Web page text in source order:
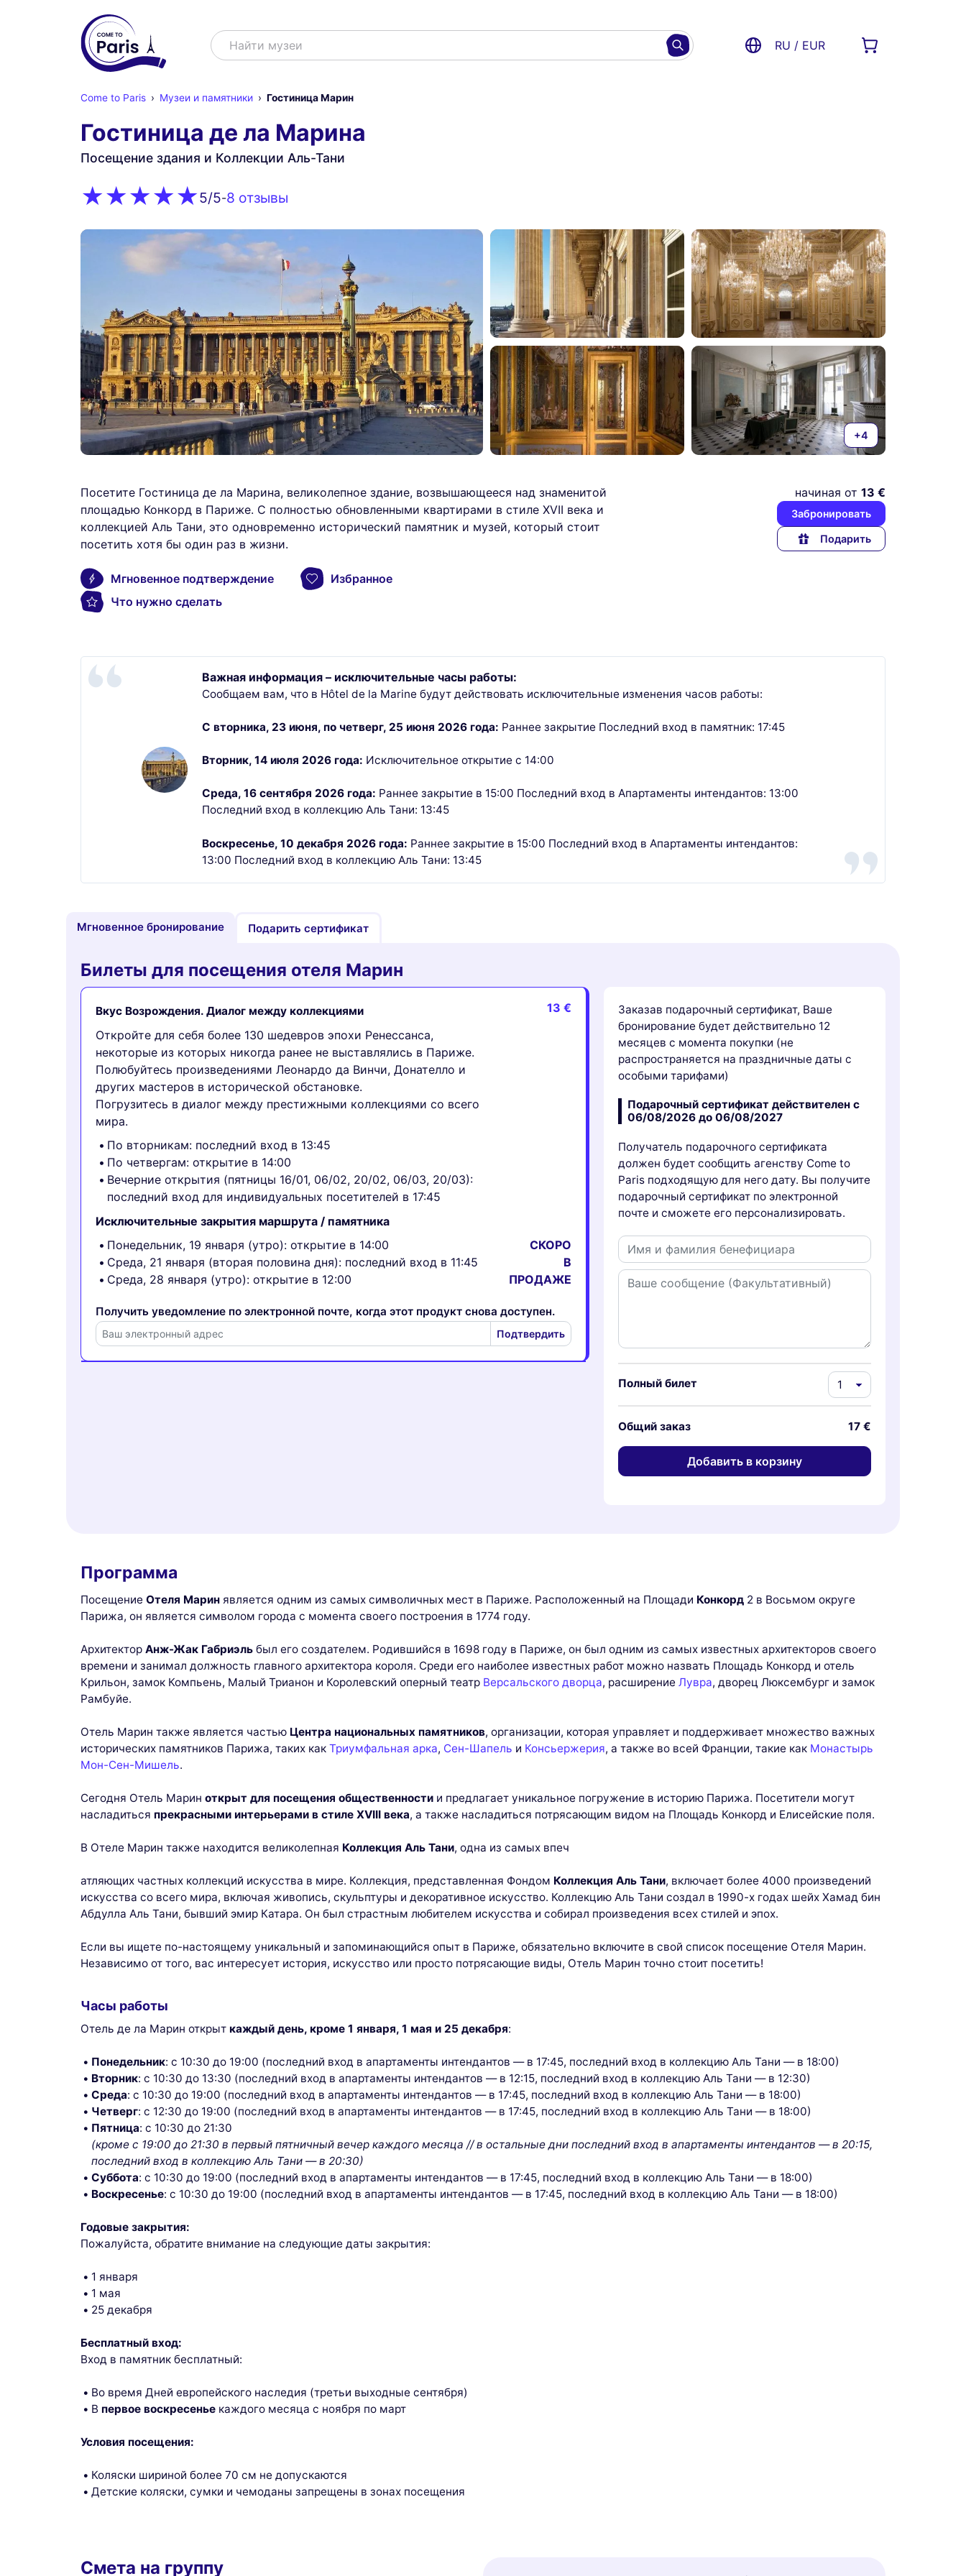
ПоискНайти муз RU / EUR
Come to Paris Музеи и памятники Гостиница Марин
Гостиница де ла Марина
Посещение здания и Коллекции Аль-Тани
5/5-8 oтзывы
+4
Посетите Гостиница де ла Марина, великолепное здание, возвышающееся над знаменитой
площадью Конкорд в Париже. С полностью обновленными квартирами в стиле XVII века и
коллекцией Аль Тани, это одновременно исторический памятник и музей, который стоит
посетить хотя бы один раз в жизни.
Мгновенное подтверждение
Избранное
Что нужно сделать
начиная от 13 €
Забронировать
Подарить
Важная информация – исключительные часы работы:
Сообщаем вам, что в Hôtel de la Marine будут действовать исключительные изменения часов работы:
С вторника, 23 июня, по четверг, 25 июня 2026 года: Раннее закрытие Последний вход в памятник: 17:45
Вторник, 14 июля 2026 года: Исключительное открытие с 14:00
Среда, 16 сентября 2026 года: Раннее закрытие в 15:00 Последний вход в Апартаменты интендантов: 13:00
Последний вход в коллекцию Аль Тани: 13:45
Воскресенье, 10 декабря 2026 года: Раннее закрытие в 15:00 Последний вход в Апартаменты интендантов:
13:00 Последний вход в коллекцию Аль Тани: 13:45
Мгновенное бронирование Подарить сертификат
Билеты для посещения отеля Марин
Вкус Возрождения. Диалог между коллекциями
Откройте для себя более 130 шедевров эпохи Ренессанса,
некоторые из которых никогда ранее не выставлялись в Париже.
Полюбуйтесь произведениями Леонардо да Винчи, Донателло и
других мастеров в исторической обстановке.
Погрузитесь в диалог между престижными коллекциями со всего
мира.
По вторникам: последний вход в 13:45
По четвергам: открытие в 14:00
Вечерние открытия (пятницы 16/01, 06/02, 20/02, 06/03, 20/03):
последний вход для индивидуальных посетителей в 17:45
Исключительные закрытия маршрута / памятника
Понедельник, 19 января (утро): открытие в 14:00
Среда, 21 января (вторая половина дня): последний вход в 11:45
Среда, 28 января (утро): открытие в 12:00
13 €
СКОРО
В
ПРОДАЖЕ
Получить уведомление по электронной почте, когда этот продукт снова доступен.
Подтвердить
Заказав подарочный сертификат, Ваше
бронирование будет действительно 12
месяцев с момента покупки (не
распространяется на праздничные даты с
особыми тарифами)
Подарочный сертификат действителен с
06/08/2026 до 06/08/2027
Получатель подарочного сертификата
должен будет сообщить агенству Come to
Paris подходящую для него дату. Вы получите
подарочный сертификат по электронной
почте и сможете его персонализировать.
Полный билет
Общий заказ 17 €
Добавить в корзину
Программа
Посещение Отеля Марин является одним из самых символичных мест в Париже. Расположенный на Площади Конкорд 2 в Восьмом округе
Парижа, он является символом города с момента своего построения в 1774 году.
Архитектор Анж-Жак Габриэль был его создателем. Родившийся в 1698 году в Париже, он был одним из самых известных архитекторов своего
времени и занимал должность главного архитектора короля. Среди его наиболее известных работ можно назвать Площадь Конкорд и отель
Крильон, замок Компьень, Малый Трианон и Королевский оперный театр Версальского дворца, расширение Лувра, дворец Люксембург и замок
Рамбуйе.
Отель Марин также является частью Центра национальных памятников, организации, которая управляет и поддерживает множество важных
исторических памятников Парижа, таких как Триумфальная арка, Сен-Шапель и Консьержерия, а также во всей Франции, такие как Монастырь
Мон-Сен-Мишель.
Сегодня Отель Марин открыт для посещения общественности и предлагает уникальное погружение в историю Парижа. Посетители могут
насладиться прекрасными интерьерами в стиле XVIII века, а также насладиться потрясающим видом на Площадь Конкорд и Елисейские поля.
В Отеле Марин также находится великолепная Коллекция Аль Тани, одна из самых впеч
атляющих частных коллекций искусства в мире. Коллекция, представленная Фондом Коллекция Аль Тани, включает более 4000 произведений
искусства со всего мира, включая живопись, скульптуры и декоративное искусство. Коллекцию Аль Тани создал в 1990-х годах шейх Хамад бин
Абдулла Аль Тани, бывший эмир Катара. Он был страстным любителем искусства и собирал произведения всех стилей и эпох.
Если вы ищете по-настоящему уникальный и запоминающийся опыт в Париже, обязательно включите в свой список посещение Отеля Марин.
Независимо от того, вас интересует история, искусство или просто потрясающие виды, Отель Марин точно стоит посетить!
Часы работы
Отель де ла Марин открыт каждый день, кроме 1 января, 1 мая и 25 декабря:
Понедельник: с 10:30 до 19:00 (последний вход в апартаменты интендантов — в 17:45, последний вход в коллекцию Аль Тани — в 18:00)
Вторник: с 10:30 до 13:30 (последний вход в апартаменты интендантов — в 12:15, последний вход в коллекцию Аль Тани — в 12:30)
Среда: с 10:30 до 19:00 (последний вход в апартаменты интендантов — в 17:45, последний вход в коллекцию Аль Тани — в 18:00)
Четверг: с 12:30 до 19:00 (последний вход в апартаменты интендантов — в 17:45, последний вход в коллекцию Аль Тани — в 18:00)
Пятница: с 10:30 до 21:30
(кроме с 19:00 до 21:30 в первый пятничный вечер каждого месяца // в остальные дни последний вход в апартаменты интендантов — в 20:15,
последний вход в коллекцию Аль Тани — в 20:30)
Суббота: с 10:30 до 19:00 (последний вход в апартаменты интендантов — в 17:45, последний вход в коллекцию Аль Тани — в 18:00)
Воскресенье: с 10:30 до 19:00 (последний вход в апартаменты интендантов — в 17:45, последний вход в коллекцию Аль Тани — в 18:00)
Годовые закрытия:
Пожалуйста, обратите внимание на следующие даты закрытия:
1 января
1 мая
25 декабря
Бесплатный вход:
Вход в памятник бесплатный:
Во время Дней европейского наследия (третьи выходные сентября)
В первое воскресенье каждого месяца с ноября по март
Условия посещения:
Коляски шириной более 70 см не допускаются
Детские коляски, сумки и чемоданы запрещены в зонах посещения
Смета на группу